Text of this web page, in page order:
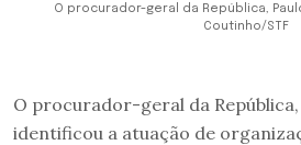
O procurador-geral da República,
Coutinho/STF
O procurador-geral da República,
identificou a atuação de